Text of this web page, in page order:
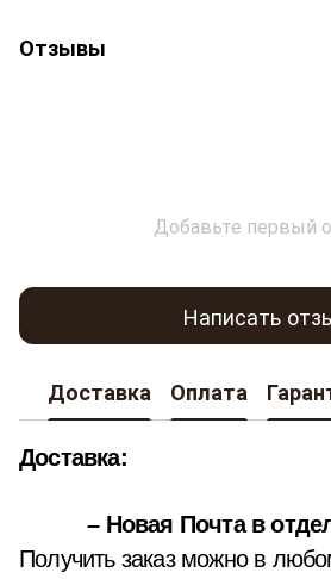
Отзывы
Добавьте первый
Написать
Доставка Оплата
Доставка:
– Новая Почта в
Получить заказ можно в